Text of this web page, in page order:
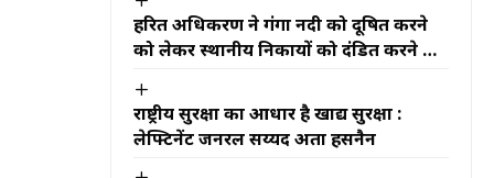
हरित अधिकरण ने गंगा नदी को प्रदूषित करने
को लेकर स्थानीय निकायों को दंडित करने का
राष्ट्रीय सुरक्षा का आधार है खाद्य सुरक्षा :
लेफ्टिनेंट जनरल सय्यद अता हसनैन